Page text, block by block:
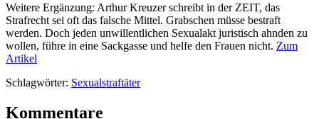
Weitere Ergänzung: Arthur Kreuzer schreibt in der ZEIT, das
Strafrecht sei oft das falsche Mittel. Grabschen müsse bestraft
werden. Doch jeden unwillentlichen Sexualakt juristisch ahnden zu
wollen, führe in eine Sackgasse und helfe den Frauen nicht. Zum
Artikel
Schlagwörter: Sexualstraftäter
Kommentare